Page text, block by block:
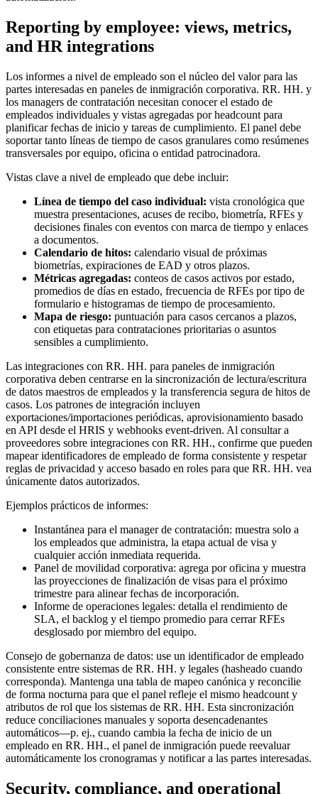
Reporting by employee: views, metrics,
and HR integrations
Los informes a nivel de empleado son el núcleo del valor para las
partes interesadas en paneles de inmigración corporativa. RR. HH. y
los managers de contratación necesitan conocer el estado de
empleados individuales y vistas agregadas por headcount para
planificar fechas de inicio y tareas de cumplimiento. El panel debe
soportar tanto líneas de tiempo de casos granulares como resúmenes
transversales por equipo, oficina o entidad patrocinadora.
Vistas clave a nivel de empleado que debe incluir:
Línea de tiempo del caso individual: vista cronológica que
muestra presentaciones, acuses de recibo, biometría, RFEs y
decisiones finales con eventos con marca de tiempo y enlaces
a documentos.
Calendario de hitos: calendario visual de próximas
biometrías, expiraciones de EAD y otros plazos.
Métricas agregadas: conteos de casos activos por estado,
promedios de días en estado, frecuencia de RFEs por tipo de
formulario e histogramas de tiempo de procesamiento.
Mapa de riesgo: puntuación para casos cercanos a plazos,
con etiquetas para contrataciones prioritarias o asuntos
sensibles a cumplimiento.
Las integraciones con RR. HH. para paneles de inmigración
corporativa deben centrarse en la sincronización de lectura/escritura
de datos maestros de empleados y la transferencia segura de hitos de
casos. Los patrones de integración incluyen
exportaciones/importaciones periódicas, aprovisionamiento basado
en API desde el HRIS y webhooks event-driven. Al consultar a
proveedores sobre integraciones con RR. HH., confirme que pueden
mapear identificadores de empleado de forma consistente y respetar
reglas de privacidad y acceso basado en roles para que RR. HH. vea
únicamente datos autorizados.
Ejemplos prácticos de informes:
Instantánea para el manager de contratación: muestra solo a
los empleados que administra, la etapa actual de visa y
cualquier acción inmediata requerida.
Panel de movilidad corporativa: agrega por oficina y muestra
las proyecciones de finalización de visas para el próximo
trimestre para alinear fechas de incorporación.
Informe de operaciones legales: detalla el rendimiento de
SLA, el backlog y el tiempo promedio para cerrar RFEs
desglosado por miembro del equipo.
Consejo de gobernanza de datos: use un identificador de empleado
consistente entre sistemas de RR. HH. y legales (hasheado cuando
corresponda). Mantenga una tabla de mapeo canónica y reconcilie
de forma nocturna para que el panel refleje el mismo headcount y
atributos de rol que los sistemas de RR. HH. Esta sincronización
reduce conciliaciones manuales y soporta desencadenantes
automáticos—p. ej., cuando cambia la fecha de inicio de un
empleado en RR. HH., el panel de inmigración puede reevaluar
automáticamente los cronogramas y notificar a las partes interesadas.
Security, compliance, and operational